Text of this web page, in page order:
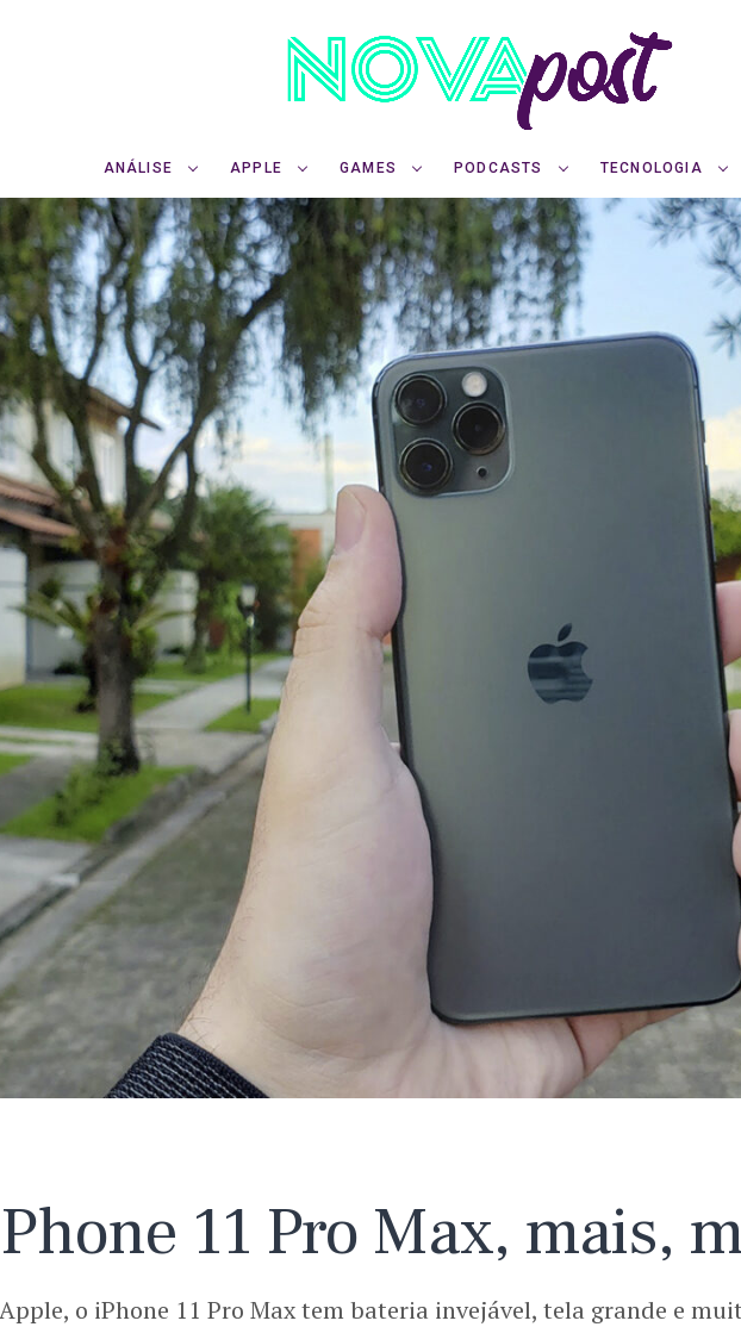
ANÁLISE APPLE GAMES PODCASTS TECNOLOGIA
11 Pro Max, mais,
o iPhone 11 Pro Max tem bateria invejável, tela grande e